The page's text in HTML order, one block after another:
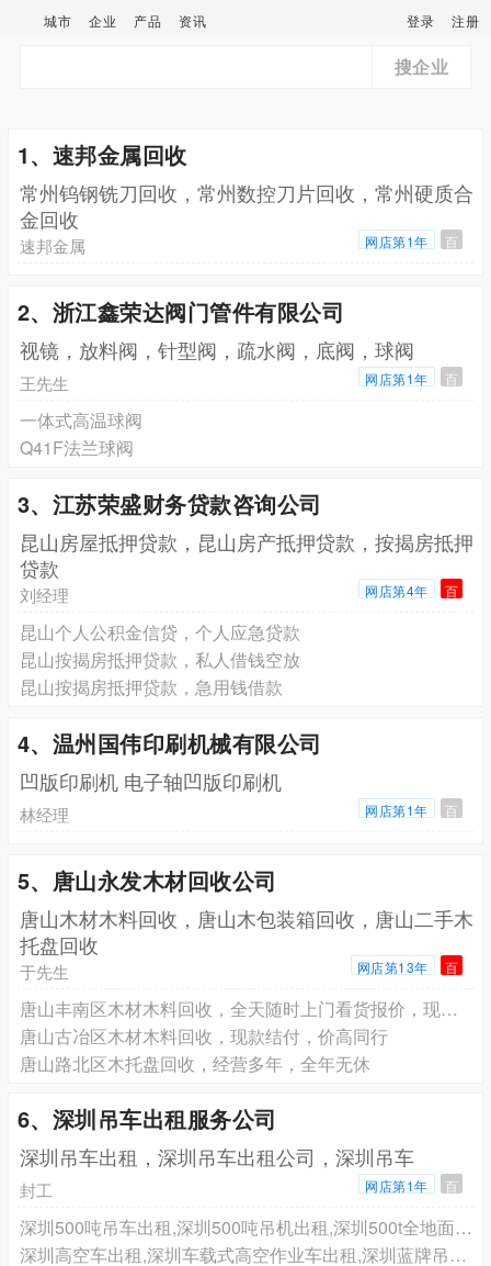
城市 企业 产品 资讯 登录 注册
搜企业
1、速邦金属回收
常州钨钢铣刀回收，常州数控刀片回收，常州硬质合
金回收
速邦金属 网店第1年 百
2、浙江鑫荣达阀门管件有限公司
视镜，放料阀，针型阀，疏水阀，底阀，球阀
王先生 网店第1年 百
一体式高温球阀
Q41F法兰球阀
3、江苏荣盛财务贷款咨询公司
昆山房屋抵押贷款，昆山房产抵押贷款，按揭房抵押
贷款
刘经理 网店第4年 百
昆山个人公积金信贷，个人应急贷款
昆山按揭房抵押贷款，私人借钱空放
昆山按揭房抵押贷款，急用钱借款
4、温州国伟印刷机械有限公司
凹版印刷机 电子轴凹版印刷机
林经理 网店第1年 百
5、唐山永发木材回收公司
唐山木材木料回收，唐山木包装箱回收，唐山二手木
托盘回收
于先生 网店第13年 百
唐山丰南区木材木料回收，全天随时上门看货报价，现款交易
唐山古冶区木材木料回收，现款结付，价高同行
唐山路北区木托盘回收，经营多年，全年无休
6、深圳吊车出租服务公司
深圳吊车出租，深圳吊车出租公司，深圳吊车
封工 网店第1年 百
深圳500吨吊车出租,深圳500吨吊机出租,深圳500t全地面起重机出租赁服务
深圳高空车出租,深圳车载式高空作业车出租,深圳蓝牌吊篮吊机车出租